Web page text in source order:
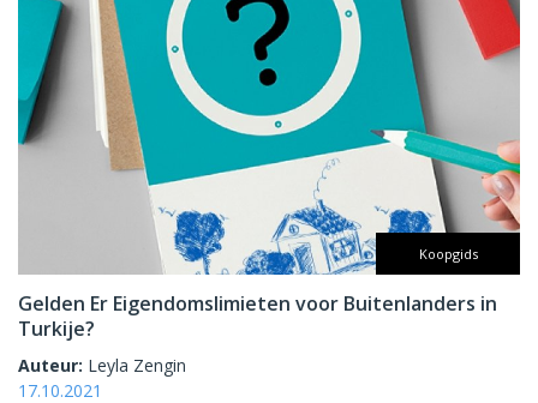
Koopgids
Gelden Er Eigendomslimieten voor Buitenlanders in
Turkije?
Auteur: Leyla Zengin
17.10.2021